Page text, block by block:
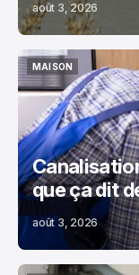
août 3, 2026
MAISON
MAISON
que ça dit
août 3, 2026